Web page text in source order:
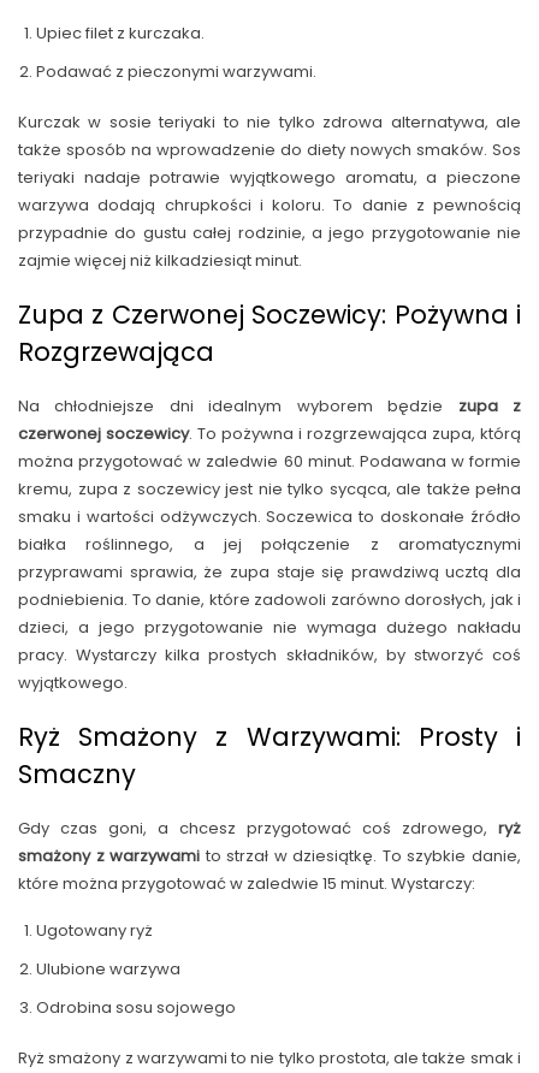
Upiec filet z kurczaka.
Podawać z pieczonymi warzywami.
Kurczak w sosie teriyaki to nie tylko zdrowa alternatywa, ale
także sposób na wprowadzenie do diety nowych smaków. Sos
teriyaki nadaje potrawie wyjątkowego aromatu, a pieczone
warzywa dodają chrupkości i koloru. To danie z pewnością
przypadnie do gustu całej rodzinie, a jego przygotowanie nie
zajmie więcej niż kilkadziesiąt minut.
Zupa z Czerwonej Soczewicy: Pożywna i
Rozgrzewająca
Na chłodniejsze dni idealnym wyborem będzie zupa z
czerwonej soczewicy. To pożywna i rozgrzewająca zupa, którą
można przygotować w zaledwie 60 minut. Podawana w formie
kremu, zupa z soczewicy jest nie tylko sycąca, ale także pełna
smaku i wartości odżywczych. Soczewica to doskonałe źródło
białka roślinnego, a jej połączenie z aromatycznymi
przyprawami sprawia, że zupa staje się prawdziwą ucztą dla
podniebienia. To danie, które zadowoli zarówno dorosłych, jak i
dzieci, a jego przygotowanie nie wymaga dużego nakładu
pracy. Wystarczy kilka prostych składników, by stworzyć coś
wyjątkowego.
Ryż Smażony z Warzywami: Prosty i
Smaczny
Gdy czas goni, a chcesz przygotować coś zdrowego, ryż
smażony z warzywami to strzał w dziesiątkę. To szybkie danie,
które można przygotować w zaledwie 15 minut. Wystarczy:
Ugotowany ryż
Ulubione warzywa
Odrobina sosu sojowego
Ryż smażony z warzywami to nie tylko prostota, ale także smak i